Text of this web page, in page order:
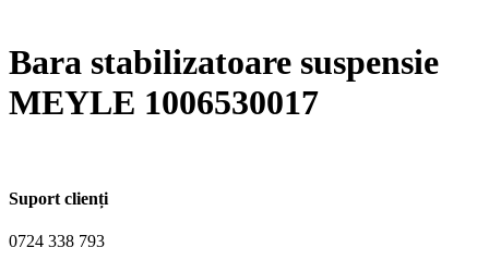
Bara stabilizatoare suspensie
MEYLE 1006530017
Suport clienți
0724 338 793